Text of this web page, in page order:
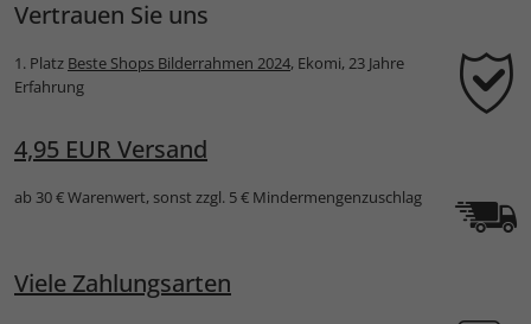
Vertrauen Sie uns
1. Platz Beste Shops Bilderrahmen 2024, Ekomi, 23 Jahre
Erfahrung
4,95 EUR Versand
ab 30 € Warenwert, sonst zzgl. 5 € Mindermengenzuschlag
Viele Zahlungsarten